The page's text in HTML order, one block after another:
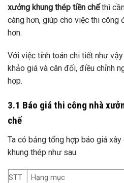
xưởng khung thép tiền chếthì
càng hơn, giúp cho việc thi công
hơn.
Với việc tính toán chi tiết như
khảo giá và cân đối, điều chỉnh
hợp.
3.1 Báo giá thi công nhà
chế
Ta có bảng tổng hợp báo giá
khung thép như sau:
STT Hạng mục